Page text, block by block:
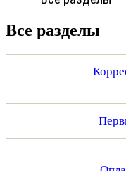
Все разделы